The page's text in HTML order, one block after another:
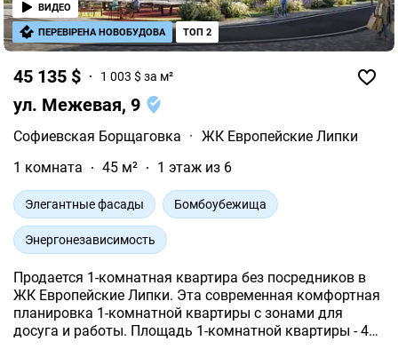
45 135 $ 1 003 $ за м²
ул. Межевая, 9
Софиевская Борщаговка · ЖК Европейские Липки
1 комната
45 м² 1 этаж из 6
Элегантные фасады Бомбоубежища
Энергонезависимость
Продается 1-комнатная квартира без посредников в
ЖК Европейские Липки. Эта современная комфортная
планировка 1-комнатной квартиры с зонами для
досуга и работы. Площадь 1-комнатной квартиры - 45
ВИДЕО
ПЕРЕВІРЕНА НОВОБУДОВА ТОП 2